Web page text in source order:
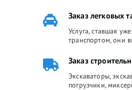
Заказ легковых
Услуга, ставшая
транспортом, они
Заказ
Экскаваторы,
погрузчики,